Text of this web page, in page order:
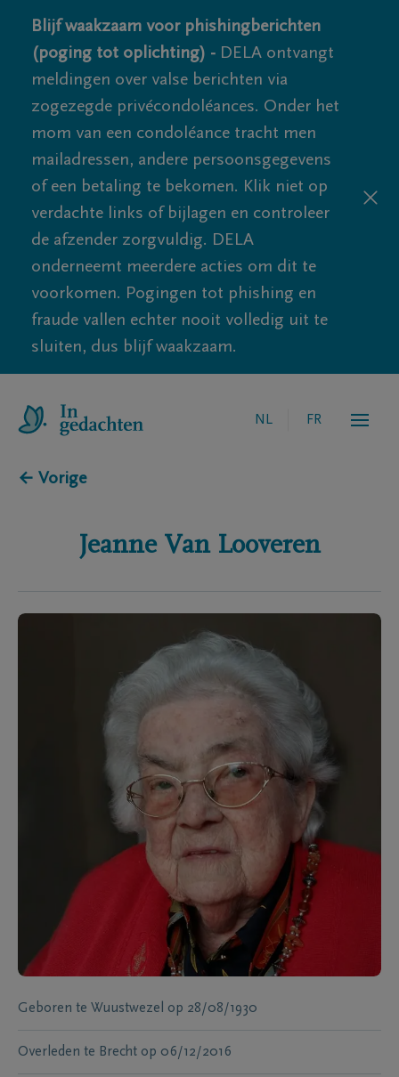
Blijf waakzaam voor phishingberichten
(poging tot oplichting) - DELA ontvangt
meldingen over valse berichten via
zogezegde privécondoléances. Onder het
mom van een condoléance tracht men
mailadressen, andere persoonsgegevens
of een betaling te bekomen. Klik niet op
verdachte links of bijlagen en controleer
de afzender zorgvuldig. DELA
onderneemt meerdere acties om dit te
voorkomen. Pogingen tot phishing en
fraude vallen echter nooit volledig uit te
sluiten, dus blijf waakzaam.
NL FR
← Vorige
Jeanne Van Looveren
Geboren te Wuustwezel op 28/08/1930
Overleden te Brecht op 06/12/2016